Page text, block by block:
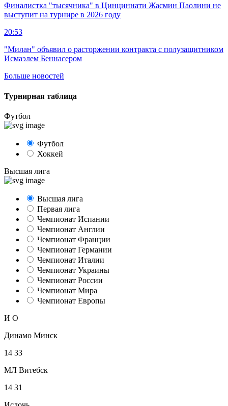
Финалистка "тысячника" в Цинциннати Жасмин Паолини не
выступит на турнире в 2026 году
20:53
"Милан" объявил о расторжении контракта с полузащитником
Исмаэлем Беннасером
Больше новостей
Турнирная таблица
Футбол
Футбол
Хоккей
Высшая лига
Высшая лига
Первая лига
Чемпионат Испании
Чемпионат Англии
Чемпионат Франции
Чемпионат Германии
Чемпионат Италии
Чемпионат Украины
Чемпионат России
Чемпионат Мира
Чемпионат Европы
И О
Динамо Минск
14 33
МЛ Витебск
14 31